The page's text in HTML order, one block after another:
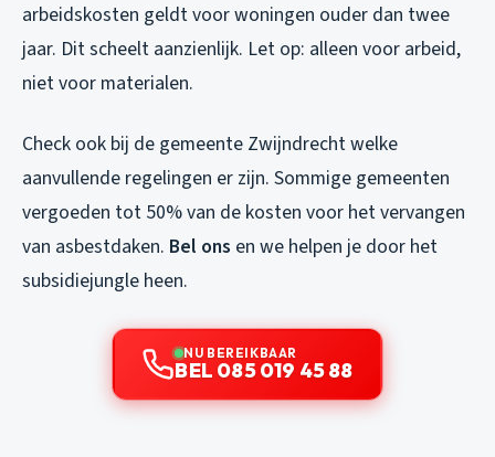
arbeidskosten geldt voor woningen ouder dan twee
jaar. Dit scheelt aanzienlijk. Let op: alleen voor arbeid,
niet voor materialen.
Check ook bij de gemeente Zwijndrecht welke
aanvullende regelingen er zijn. Sommige gemeenten
vergoeden tot 50% van de kosten voor het vervangen
van asbestdaken. Bel ons en we helpen je door het
subsidiejungle heen.
NU BEREIKBAAR
BEL 085 019 45 88